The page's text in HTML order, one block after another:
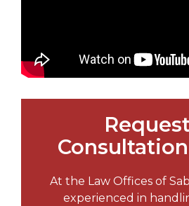
At the Law Offices of
experienced in